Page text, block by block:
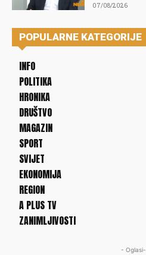
07/08/2026
POPULARNE KATEGORIJE
INFO
POLITIKA
HRONIKA
DRUŠTVO
MAGAZIN
SPORT
SVIJET
EKONOMIJA
REGION
A PLUS TV
ZANIMLJIVOSTI
- Oglasi-